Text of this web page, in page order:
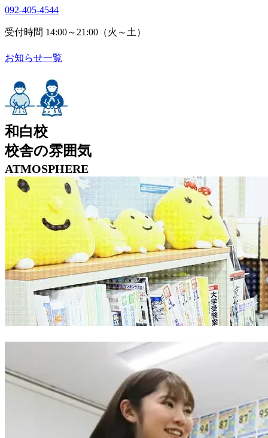
092-405-4544
受付時間 14:00～21:00（火～土）
お知らせ一覧
和白校
校舎の雰囲気
ATMOSPHERE